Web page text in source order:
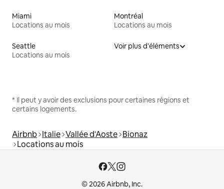
Miami
Locations au mois
Montréal
Locations au mois
Seattle
Locations au mois
Voir plus d'éléments
* Il peut y avoir des exclusions pour certaines régions et
certains logements.
Airbnb Italie Vallée d'Aoste Bionaz
Locations au mois
© 2026 Airbnb, Inc.